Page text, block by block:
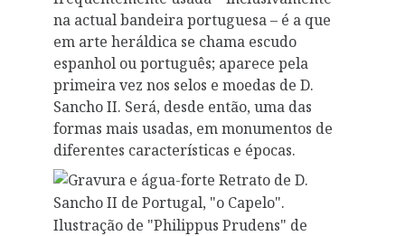
na actual bandeira portuguesa – é a que
em arte heráldica se chama escudo
espanhol ou português; aparece pela
primeira vez nos selos e moedas de D.
Sancho II. Será, desde então, uma das
formas mais usadas, em monumentos de
diferentes características e épocas.